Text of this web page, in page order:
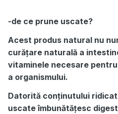
-de ce prune uscate?
Acest produs natural nu
curățare naturală a
vitaminele necesare
a organismului.
Datorită conținutului
uscate îmbunătățesc